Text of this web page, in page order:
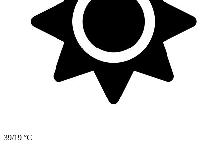
39/19 °C